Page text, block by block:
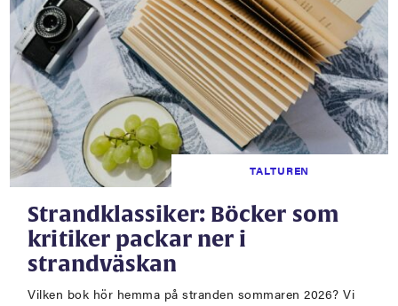
TALTUREN
Strandklassiker: Böcker som
kritiker packar ner i
strandväskan
Vilken bok hör hemma på stranden sommaren 2026? Vi